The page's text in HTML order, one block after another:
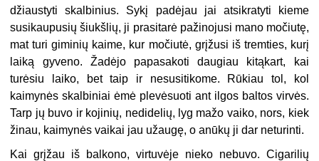
džiaustyti skalbinius. Sykį padėjau jai atsikratyti kieme
susikaupusių šiukšlių, ji prasitarė pažinojusi mano močiutę,
mat turi giminių kaime, kur močiutė, grįžusi iš tremties, kurį
laiką gyveno. Žadėjo papasakoti daugiau kitąkart, kai
turėsiu laiko, bet taip ir nesusitikome. Rūkiau tol, kol
kaimynės skalbiniai ėmė plevėsuoti ant ilgos baltos virvės.
Tarp jų buvo ir kojinių, nedidelių, lyg mažo vaiko, nors, kiek
žinau, kaimynės vaikai jau užaugę, o anūkų ji dar neturinti.
Kai grįžau iš balkono, virtuvėje nieko nebuvo. Cigarilių